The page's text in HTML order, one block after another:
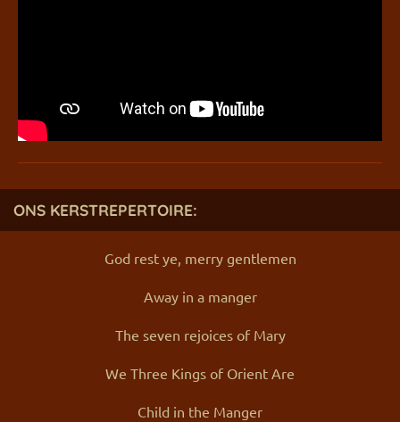
ONS KERSTREPERTOIRE:
God rest ye, merry gentlemen
Away in a manger
The seven rejoices of Mary
We Three Kings of Orient Are
Child in the Manger